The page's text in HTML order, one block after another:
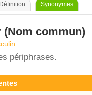
Définition Synonymes
(Nom commun)
périphrases.